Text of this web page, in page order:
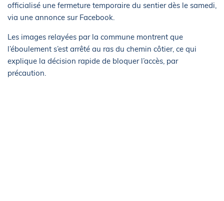
officialisé une fermeture temporaire du sentier dès le samedi,
via une annonce sur Facebook.
Les images relayées par la commune montrent que
l’éboulement s’est arrêté au ras du chemin côtier, ce qui
explique la décision rapide de bloquer l’accès, par
précaution.